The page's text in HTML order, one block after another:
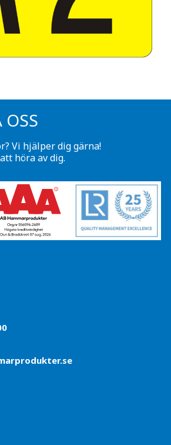
OSS
Vi hjälper dig gärna!
höra av dig.